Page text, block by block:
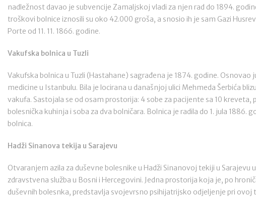
nadležnost davao je subvencije Zamaljskoj vladi za njen rad do 1894.
troškovi bolnice iznosili su oko 42.000 groša, a snosio ih je sam Gazi
Porte od 11. 11. 1866. godine.
Vakufska bolnica u Tuzli
Vakufska bolnica u Tuzli (Hastahane) sagrađena je 1874. godine. Osnovao
medicine u Istanbulu. Bila je locirana u današnjoj ulici Mehmeda Šerbića
vakufa. Sastojala se od osam prostorija: 4 sobe za pacijente sa 10
bolesnička kuhinja i soba za dva bolničara. Bolnica je radila do 1. jula 1886.
bolnica.
Hadži Sinanova tekija u Sarajevu
Otvaranjem azila za duševne bolesnike u Hadži Sinanovoj tekiji u Sarajevu
zdravstvena služba u Bosni i Hercegovini. Jedna prostorija koja je, po
duševnih bolesnka, predstavlja svojevrsno psihijatrijsko odjeljenje pri